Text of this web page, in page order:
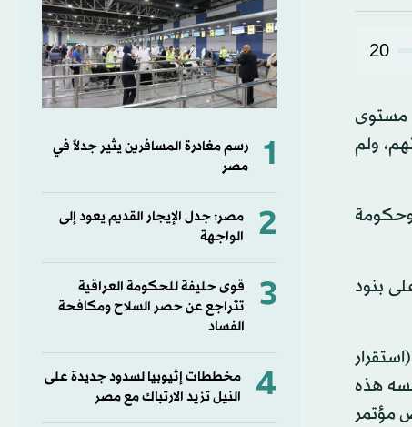
20
مستوى
ولم
وحكومة
بنود
بنفسه هذه
مؤتمر
1
رسم مغادرة المسافرين يثير جدلاً في
مصر
2
مصر: جدل الإيجار القديم يعود إلى
الواجهة
3
قوى حليفة للحكومة العراقية
تتراجع عن حصر السلاح ومكافحة
الفساد
4
مخططات إثيوبيا لسدود جديدة على
النيل تزيد الارتباك مع مصر